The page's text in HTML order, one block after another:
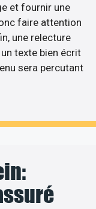
et fournir une
faire attention
une relecture
texte bien écrit
sera percutant